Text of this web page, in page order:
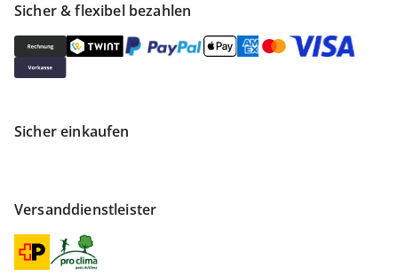
Sicher & flexibel bezahlen
Sicher einkaufen
Versanddienstleister